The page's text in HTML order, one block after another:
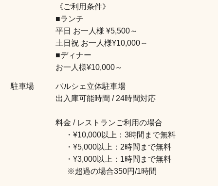
《ご利用条件》
■ランチ
平日 お一人様 ¥5,500～
土日祝 お一人様¥10,000～
■ディナー
お一人様¥10,000～
駐車場
パルシェ立体駐車場
出入庫可能時間 / 24時間対応
料金 / レストランご利用の場合
・¥10,000以上：3時間まで無料
・¥5,000以上：2時間まで無料
・¥3,000以上：1時間まで無料
※超過の場合350円/1時間